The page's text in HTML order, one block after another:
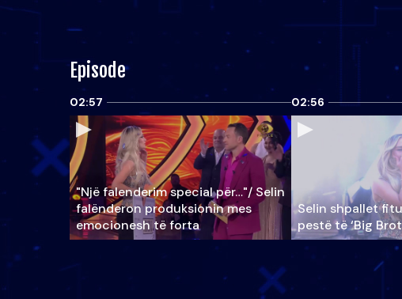
Episode
02:57
"Një falenderim special për…"/ Selin
falënderon produksionin mes
emocionesh të forta
02:56
Selin shpallet
pestë të ‘Big